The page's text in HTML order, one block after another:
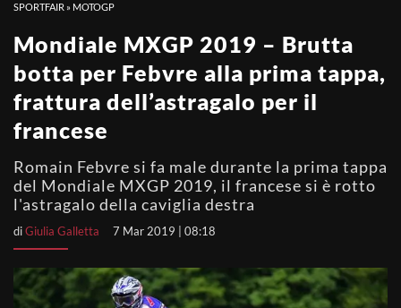
SPORTFAIR » MOTOGP
Mondiale MXGP 2019 – Brutta
botta per Febvre alla prima tappa,
frattura dell’astragalo per il
francese
Romain Febvre si fa male durante la prima tappa
del Mondiale MXGP 2019, il francese si è rotto
l'astragalo della caviglia destra
diGiulia Galletta 7 Mar 2019 | 08:18